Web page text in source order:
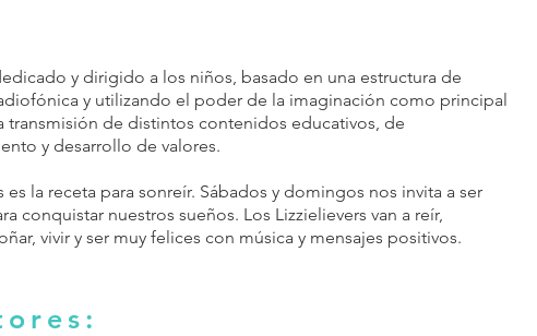
y dirigido a los niños, basado en una estructura de
y utilizando el poder de la imaginación como principal
transmisión de distintos contenidos educativos, de
y desarrollo de valores.
es la receta para sonreír. Sábados y domingos nos invita a ser
conquistar nuestros sueños. Los Lizzielievers van a reír,
vivir y ser muy felices con música y mensajes positivos.